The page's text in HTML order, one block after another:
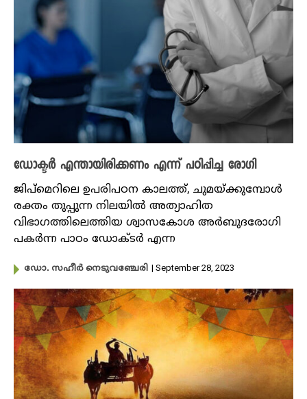
ഡോക്ടർ എന്തായിരിക്കണം എന്ന് പഠിപ്പിച്ച രോഗി
ജിപ്മെറിലെ ഉപരിപഠന കാലത്ത്, ചുമയ്ക്കുമ്പോൾ
രക്തം തുപ്പുന്ന നിലയിൽ അത്യാഹിത
വിഭാഗത്തിലെത്തിയ ശ്വാസകോശ അർബുദരോഗി
പകർന്ന പാഠം ഡോക്ടർ എന്ന
ഡോ. സഹീർ നെടുവഞ്ചേരി | September 28, 2023